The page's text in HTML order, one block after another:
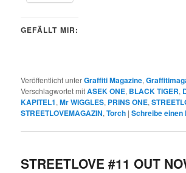
GEFÄLLT MIR:
Veröffentlicht unterGraffiti Magazine,
Verschlagwortet mitASEK ONE, BLACK TIGER,
KAPITEL1,Mr WIGGLES, PRINS ONE,
STREETLOVEMAGAZIN,Torch |Schreibe
STREETLOVE #11 OUT